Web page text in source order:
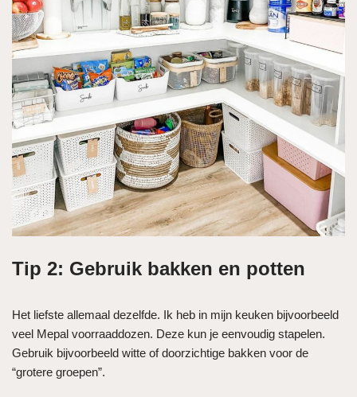
Tip 2: Gebruik bakken en potten
Het liefste allemaal dezelfde. Ik heb in mijn keuken bijvoorbeeld
veel Mepal voorraaddozen. Deze kun je eenvoudig stapelen.
Gebruik bijvoorbeeld witte of doorzichtige bakken voor de
“grotere groepen”.